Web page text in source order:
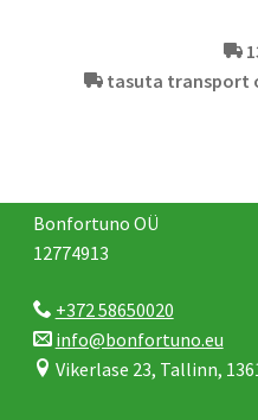
tasuta transport
Bonfortuno OÜ
12774913
+372 58650020
info@bonfortuno.eu
Vikerlase 23, Tallinn,